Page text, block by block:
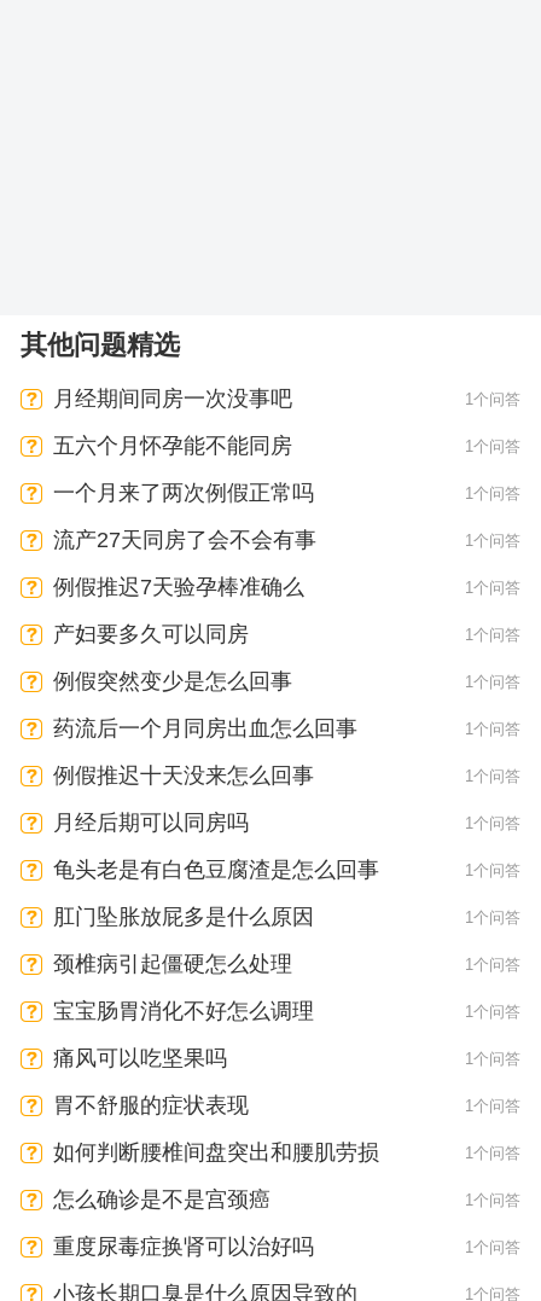
其他问题精选
月经期间同房一次没事吧 1个问答
五六个月怀孕能不能同房 1个问答
一个月来了两次例假正常吗 1个问答
流产27天同房了会不会有事 1个问答
例假推迟7天验孕棒准确么 1个问答
产妇要多久可以同房 1个问答
例假突然变少是怎么回事 1个问答
药流后一个月同房出血怎么回事 1个问答
例假推迟十天没来怎么回事 1个问答
月经后期可以同房吗 1个问答
龟头老是有白色豆腐渣是怎么回事 1个问答
肛门坠胀放屁多是什么原因 1个问答
颈椎病引起僵硬怎么处理 1个问答
宝宝肠胃消化不好怎么调理 1个问答
痛风可以吃坚果吗 1个问答
胃不舒服的症状表现 1个问答
如何判断腰椎间盘突出和腰肌劳损 1个问答
怎么确诊是不是宫颈癌 1个问答
重度尿毒症换肾可以治好吗 1个问答
小孩长期口臭是什么原因导致的 1个问答